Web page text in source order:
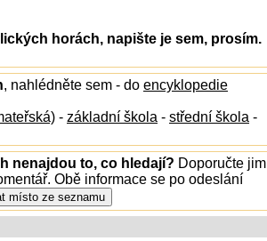
horách, napište je sem, prosím.
, nahlédněte sem - do encyklopedie
- základní škola - střední škola -
nenajdou to, co hledají? Doporučte jim
Obě informace se po odeslání